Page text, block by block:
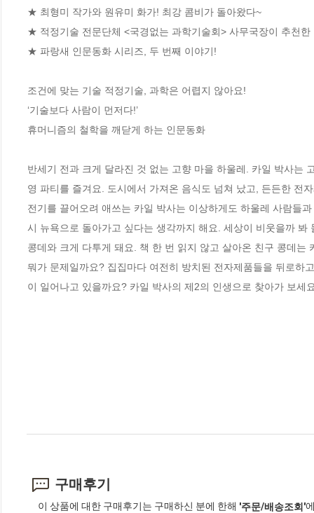
★ 최형미 작가와 원유미 화가! 최강 콤비가 돌아왔다~
★ 적정기술 전문단체 <국경없는 과학기술회> 사무국장이 추천한
★ 파랑새 인문동화 시리즈, 두 번째 이야기!
조건에 맞는 기술 적정기술, 과학은 어렵지 않아요!
‘기술보다 사람이 먼저다!’
휴머니즘의 철학을 깨닫게 하는 인문동화
반세기 전과 크게 달라진 것 없는 고향 마을 하울레. 카일 박사는
영 파티를 즐겨요. 도시에서 가져온 음식도 넘쳐 났고, 든든한
전기를 끌어오려 애쓰는 카일 박사는 이상하게도 하울레 사람들
시 뉴욕으로 돌아가고 싶다는 생각까지 해요. 세상이 비웃을까
콩데와 크게 다투게 돼요. 책 한 번 읽지 않고 살아온 친구 콩데는
뭐가 문제일까요? 집집마다 여전히 방치된 전자제품들을 뒤로하
이 일어나고 있을까요? 카일 박사의 제2의 인생으로 찾아가 보세
구매후기
이 상품에 대한 구매후기는 구매하신 분에 한해 '주문/배송조회'